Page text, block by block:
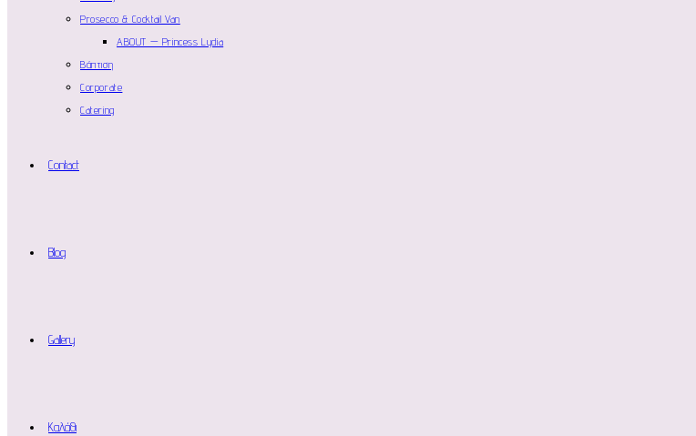
Prosecco & Cocktail Van
ABOUT — Princess Lydia
Βάπτιση
Corporate
Catering
Contact
Blog
Gallery
Καλάθι